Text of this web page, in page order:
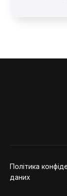
Політика
даних